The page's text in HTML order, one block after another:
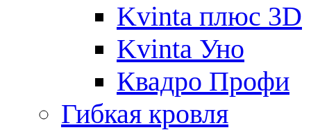
Kvinta плюс 3D
Kvinta Уно
Квадро Профи
Гибкая кровля